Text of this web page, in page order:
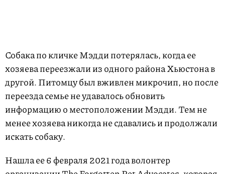
Собака по кличке Мэдди потерялась, когда ее
хозяева переезжали из одного района Хьюстона в
другой. Питомцу был вживлен микрочип, но после
переезда семье не удавалось обновить
информацию о местоположении Мэдди. Тем не
менее хозяева никогда не сдавались и продолжали
искать собаку.
Нашла ее 6 февраля 2021 года волонтер